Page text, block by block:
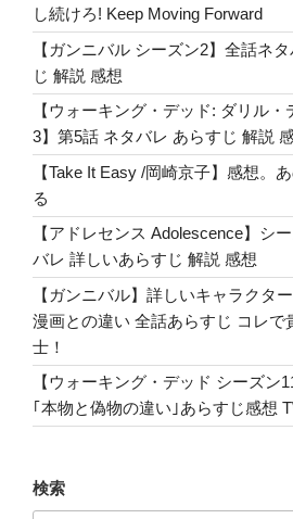
し続けろ! Keep Moving Forward
【ガンニバル シーズン2】全話ネ
じ 解説 感想
【ウォーキング・デッド: ダリル
3】第5話 ネタバレ あらすじ 解説
【Take It Easy /岡崎京子】感想。
る
【アドレセンス Adolescence】シ
バレ 詳しいあらすじ 解説 感想
【ガンニバル】詳しいキャラクタ
漫画との違い 全話あらすじ コレで
士！
【ウォーキング・デッド シーズン
｢本物と偽物の違い｣あらすじ感想
検索